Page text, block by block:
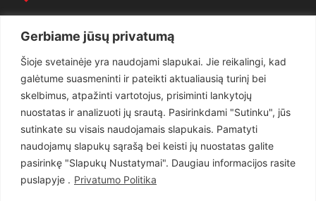
Gerbiame jūsų privatumą
Šioje svetainėje yra naudojami slapukai. Jie reikalingi, kad
galėtume suasmeninti ir pateikti aktualiausią turinį bei
skelbimus, atpažinti vartotojus, prisiminti lankytojų
nuostatas ir analizuoti jų srautą. Pasirinkdami "Sutinku", jūs
sutinkate su visais naudojamais slapukais. Pamatyti
naudojamų slapukų sąrašą bei keisti jų nuostatas galite
pasirinkę "Slapukų Nustatymai". Daugiau informacijos rasite
puslapyje . Privatumo Politika
Teisėsauga
1497
Aktualu
Lietuva
619
Pasaulis
Статьи на русском
Articles in english